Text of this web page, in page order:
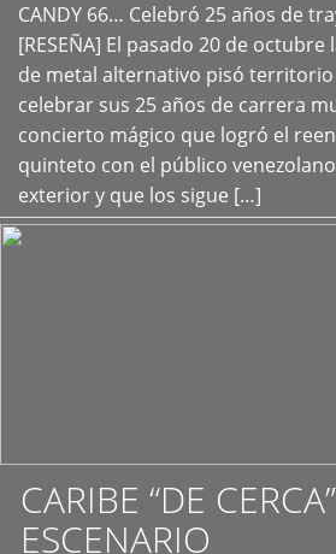
CANDY 66… Celebró 25 años de
[RESEÑA] El pasado 20 de
de metal alternativo pisó
celebrar sus 25 años de carrera
concierto mágico que logró el
quinteto con el público
exterior y que los sigue […]
+
CARIBE “DE
ESCENARIO